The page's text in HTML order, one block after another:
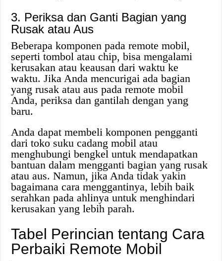
3. Periksa dan Ganti Bagian yang
Rusak atau Aus
Beberapa komponen pada remote mobil,
seperti tombol atau chip, bisa mengalami
kerusakan atau keausan dari waktu ke
waktu. Jika Anda mencurigai ada bagian
yang rusak atau aus pada remote mobil
Anda, periksa dan gantilah dengan yang
baru.
Anda dapat membeli komponen pengganti
dari toko suku cadang mobil atau
menghubungi bengkel untuk mendapatkan
bantuan dalam mengganti bagian yang rusak
atau aus. Namun, jika Anda tidak yakin
bagaimana cara menggantinya, lebih baik
serahkan pada ahlinya untuk menghindari
kerusakan yang lebih parah.
Tabel Perincian tentang Cara
Perbaiki Remote Mobil